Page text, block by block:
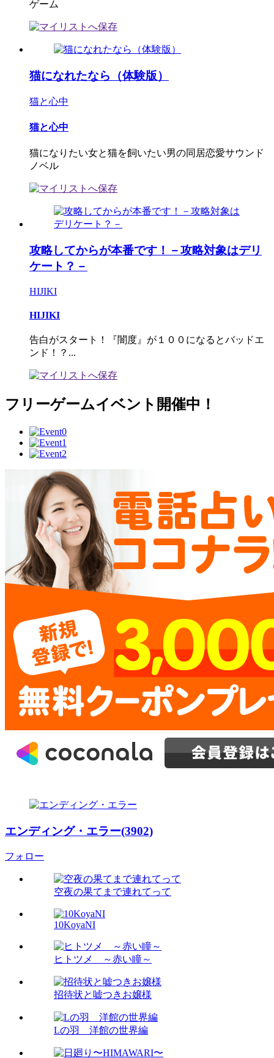
ゲーム
猫になれたなら（体験版）
猫と心中
猫と心中
猫になりたい女と猫を飼いたい男の同居恋愛サウンド
ノベル
攻略してからが本番です！－攻略対象はデリ
ケート？－
HIJIKI
HIJIKI
告白がスタート！『闇度』が１００になるとバッドエ
ンド！？...
フリーゲームイベント開催中！
エンディング・エラー(3902)
フォロー
空夜の果てまで連れてって
10KoyaNI
ヒトツメ ～赤い瞳～
招待状と嘘つきお嬢様
Lの羽 洋館の世界編